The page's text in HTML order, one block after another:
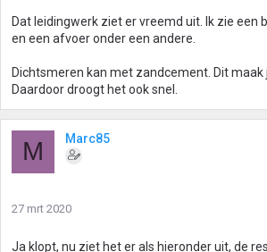
Dat leidingwerk ziet er vreemd uit. Ik zie een
en een afvoer onder een andere.
Dichtsmeren kan met zandcement. Dit maak
Daardoor droogt het ook snel.
M Marc85
27 mrt 2020
Ja klopt, nu ziet het er als hieronder uit, de